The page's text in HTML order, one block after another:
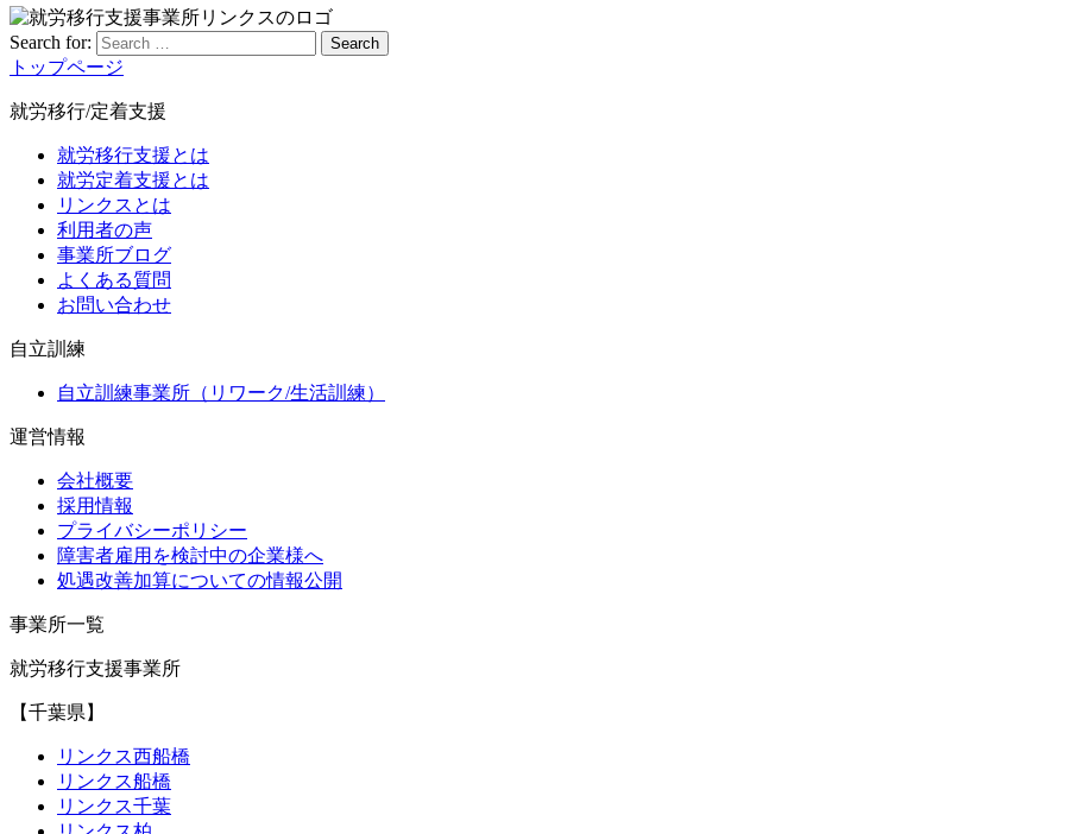
Search for: Search
トップページ
就労移行/定着支援
就労移行支援とは
就労定着支援とは
リンクスとは
利用者の声
事業所ブログ
よくある質問
お問い合わせ
自立訓練
自立訓練事業所（リワーク/生活訓練）
運営情報
会社概要
採用情報
プライバシーポリシー
障害者雇用を検討中の企業様へ
処遇改善加算についての情報公開
事業所一覧
就労移行支援事業所
【千葉県】
リンクス西船橋
リンクス船橋
リンクス千葉